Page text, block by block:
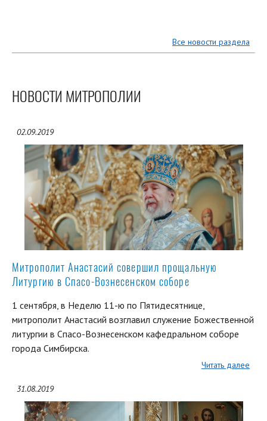
Все новости раздела
НОВОСТИ МИТРОПОЛИИ
02.09.2019
Митрополит Анастасий совершил прощальную
Литургию в Спасо-Вознесенском соборе
1 сентября, в Неделю 11-ю по Пятидесятнице,
митрополит Анастасий возглавил служение Божественной
литургии в Спасо-Вознесенском кафедральном соборе
города Симбирска.
Читать далее
31.08.2019